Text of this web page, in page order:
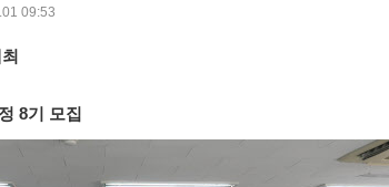
09:53
8기 모집